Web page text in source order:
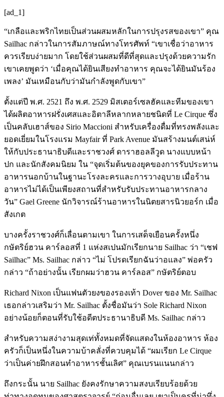
[ad_1]
“เกลือและพริกไทยเป็นส่วนผสมหลักในการปรุงรสของเขา” คุณ
Sailhac กล่าวในการสัมภาษณ์ทางโทรศัพท์ “เขาเชื่อว่าอาหาร
ควรเรียบง่ายมาก โดยใช้ส่วนผสมที่ดีที่สุดและปรุงด้วยความรัก
เขาเคยพูดว่า ‘เมื่อคุณได้ยินเสียงทำอาหาร คุณจะได้ยินมันร้อง
เพลง’ มันเหมือนกับว่ามันกำลังพูดกับเขา”
ตั้งแต่ปี พ.ศ. 2521 ถึง พ.ศ. 2529 มิสเตอร์เซลฮัคและทีมของเขา
ได้ผลิตอาหารฝรั่งเศสและอิตาลีหลากหลายชนิดที่ Le Cirque ซึ่ง
เป็นคลับเฮาส์ของ Sirio Maccioni สำหรับเครื่องดื่มที่ทรงพลังและ
ยอดเยี่ยมในโรงแรม Mayfair ที่ Park Avenue มันสร้างมนต์เสน่ห์
ให้กับประธานาธิบดีและราชวงศ์ ดาราฮอลลีวูด นางแบบหน้า
ปก และนักสังคมนิยม ใน “จุดเริ่มต้นของยุคของการรับประทาน
อาหารนอกบ้านในฐานะโรงละครและการวางอุบาย เมื่อร้าน
อาหารไม่ได้เป็นเพียงสถานที่สำหรับรับประทานอาหารกลาง
วัน” Gael Greene นักวิจารณ์ร้านอาหารในนิตยสารนิวยอร์ก เมื่อ
สังเกต
บางครั้งราชวงศ์ก็เลื่อนตามเขา ในการเสด็จเยือนครั้งหนึ่ง
กษัตริย์ฮวน คาร์ลอสที่ 1 แห่งสเปนมักเรียกนาย Sailhac ว่า “เชฟ
Sailhac” Ms. Sailhac กล่าว “ไม่ โปรดเรียกฉันว่าอแลง” พ่อครัว
กล่าว “ถ้าอย่างนั้น เรียกผมว่าฮวน คาร์ลอส” กษัตริย์ตอบ
Richard Nixon เป็นแฟนตัวยงของรองเท้า Dover ของ Mr. Sailhac
เธอกล่าวเสริมว่า Mr. Sailhac ตั้งชื่อมันว่า Sole Richard Nixon
อย่างน้อยก็ตอนที่รับใช้อดีตประธานาธิบดี Ms. Sailhac กล่าว
สำหรับความสง่างามสุดเท่ทั้งหมดที่จัดแสดงในห้องอาหาร ห้อง
ครัวก็เป็นหนึ่งในความบ้าคลั่งที่ควบคุมได้ “ผมเรียก Le Cirque
ว่าเป็นค่ายฝึกสอนทำอาหารชั้นเลิศ” คุณเบรนแนนกล่าว
ถึงกระนั้น นาย Sailhac ยังคงรักษาความสงบเรียบร้อยด้วย